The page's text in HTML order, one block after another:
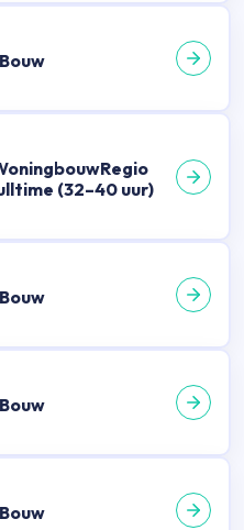
(32–40 uur)